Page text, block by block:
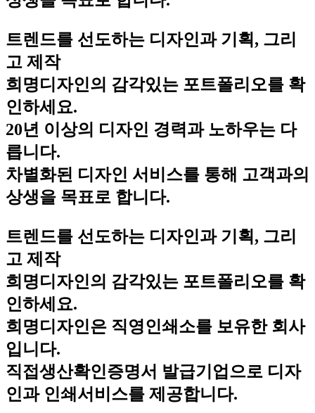
트렌드를 선도하는 디자인과 기획, 그리
고 제작
희명디자인의 감각있는 포트폴리오를 확
인하세요.
20년 이상의 디자인 경력과 노하우는 다
릅니다.
차별화된 디자인 서비스를 통해 고객과의
상생을 목표로 합니다.
트렌드를 선도하는 디자인과 기획, 그리
고 제작
희명디자인의 감각있는 포트폴리오를 확
인하세요.
희명디자인은 직영인쇄소를 보유한 회사
입니다.
직접생산확인증명서 발급기업으로 디자
인과 인쇄서비스를 제공합니다.